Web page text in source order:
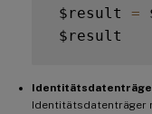
$result =
Identitätsdatenträger